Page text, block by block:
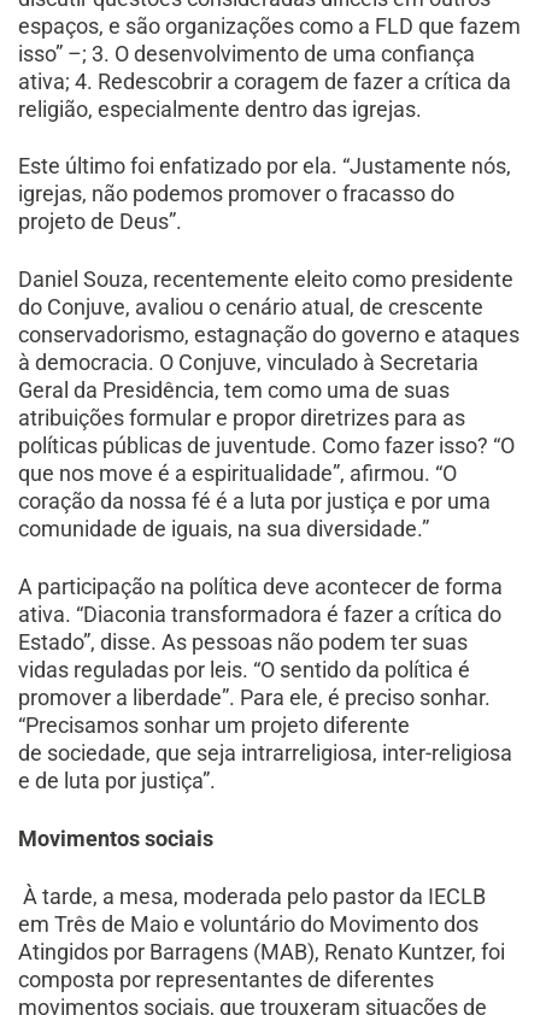
espaços, e são organizações como a FLD que fazem
isso” –; 3. O desenvolvimento de uma confiança
ativa; 4. Redescobrir a coragem de fazer a crítica da
religião, especialmente dentro das igrejas.
Este último foi enfatizado por ela. “Justamente nós,
igrejas, não podemos promover o fracasso do
projeto de Deus”.
Daniel Souza, recentemente eleito como presidente
do Conjuve, avaliou o cenário atual, de crescente
conservadorismo, estagnação do governo e ataques
à democracia. O Conjuve, vinculado à Secretaria
Geral da Presidência, tem como uma de suas
atribuições formular e propor diretrizes para as
políticas públicas de juventude. Como fazer isso? “O
que nos move é a espiritualidade”, afirmou. “O
coração da nossa fé é a luta por justiça e por uma
comunidade de iguais, na sua diversidade.”
A participação na política deve acontecer de forma
ativa. “Diaconia transformadora é fazer a crítica do
Estado”, disse. As pessoas não podem ter suas
vidas reguladas por leis. “O sentido da política é
promover a liberdade”. Para ele, é preciso sonhar.
“Precisamos sonhar um projeto diferente
de sociedade, que seja intrarreligiosa, inter-religiosa
e de luta por justiça”.
Movimentos sociais
À tarde, a mesa, moderada pelo pastor da IECLB
em Três de Maio e voluntário do Movimento dos
Atingidos por Barragens (MAB), Renato Kuntzer, foi
composta por representantes de diferentes
movimentos sociais, que trouxeram situações de